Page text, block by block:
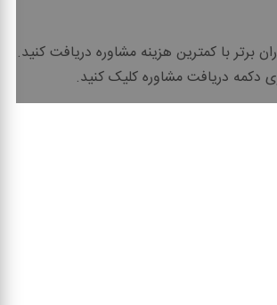
برتر باکمترین هزینه مشاوره دریافت کنید.
دکمه دریافت مشاوره کلیک کنید.